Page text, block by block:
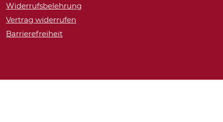
Widerrufsbelehrung
Vertrag widerrufen
Barrierefreiheit